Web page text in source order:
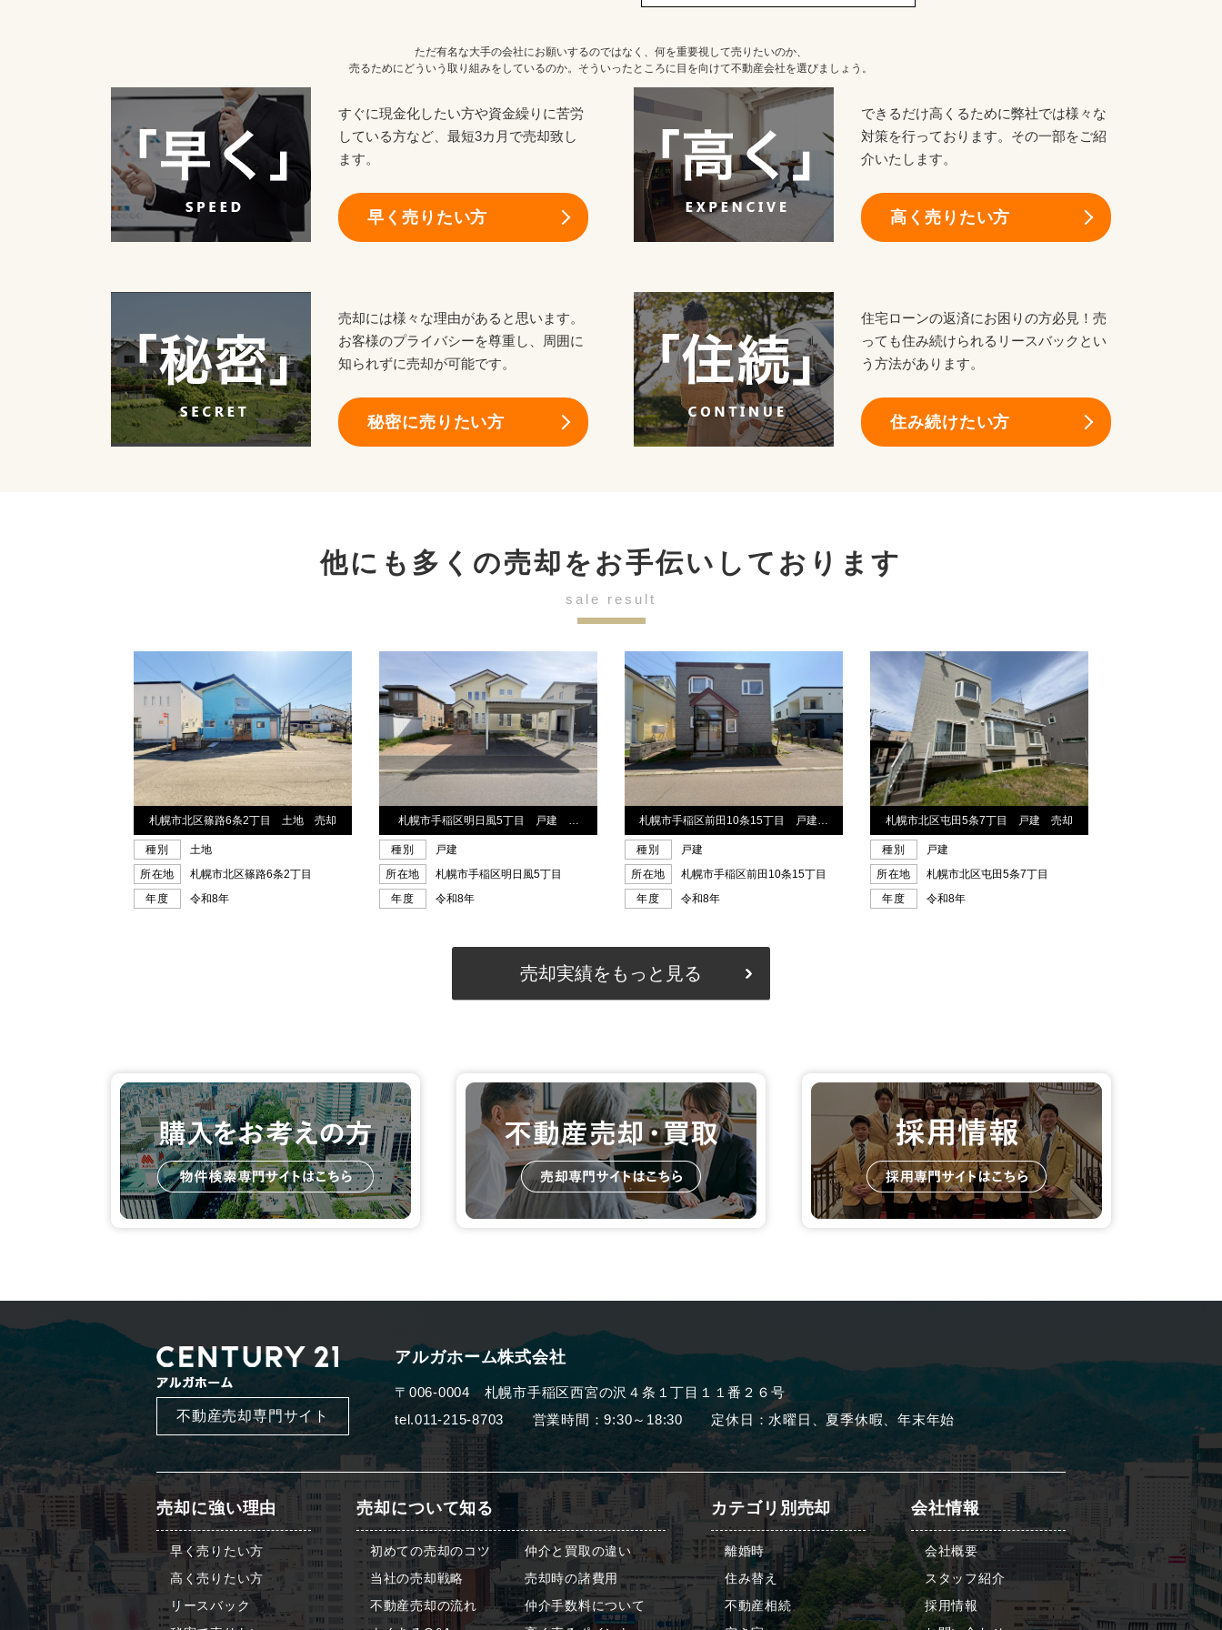
ただ有名な大手の会社にお願いするのではなく、何を重要視して売りたいのか、
売るためにどういう取り組みをしているのか。そういったところに目を向けて不動産会社を選びましょう。
すぐに現金化したい方や資金繰りに苦労
している方など、最短3カ月で売却致し
ます。
早く売りたい方
できるだけ高くるために弊社では様々な
対策を行っております。その一部をご紹
介いたします。
高く売りたい方
売却には様々な理由があると思います。
お客様のプライバシーを尊重し、周囲に
知られずに売却が可能です。
秘密に売りたい方
住宅ローンの返済にお困りの方必見！売
っても住み続けられるリースバックとい
う方法があります。
住み続けたい方
他にも多くの売却を お手伝いしております
sale result
売却実績をもっと見る
不動産売却専門サイト
アルガホーム株式会社
〒006-0004 札幌市手稲区西宮の沢４条１丁目１１番２６号
tel.011-215-8703 営業時間：9:30～18:30定休日：水曜日、夏季休暇、年末年始
売却に強い理由
早く売りたい方
高く売りたい方
リースバック
売却について知る
初めての売却のコツ
当社の売却戦略
不動産売却の流れ
仲介と買取の違い
売却時の諸費用
仲介手数料について
カテゴリ別売却
離婚時
住み替え
不動産相続
会社情報
会社概要
スタッフ紹介
採用情報